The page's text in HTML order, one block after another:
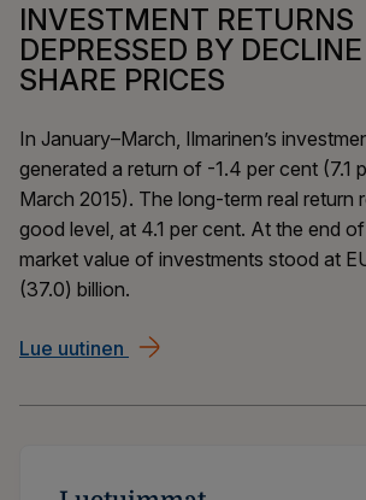
INVESTMENT RETURNS
DEPRESSED BY
SHARE PRICES
In January–March, Ilmarinen’s
generated a return of -1.4 per cent (7.1
March 2015). The long-term real return
good level, at 4.1 per cent. At the end
market value of investments stood at
(37.0) billion.
Lue uutinen INVESTMENT RETURNS